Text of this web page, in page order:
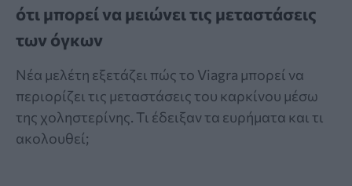
ότι μπορεί να μειώνει τις μεταστάσεις
των όγκων
Νέα μελέτη εξετάζει πώς το Viagra μπορεί να
περιορίζει τις μεταστάσεις του καρκίνου μέσω
της χοληστερίνης. Τι έδειξαν τα ευρήματα και τι
ακολουθεί;